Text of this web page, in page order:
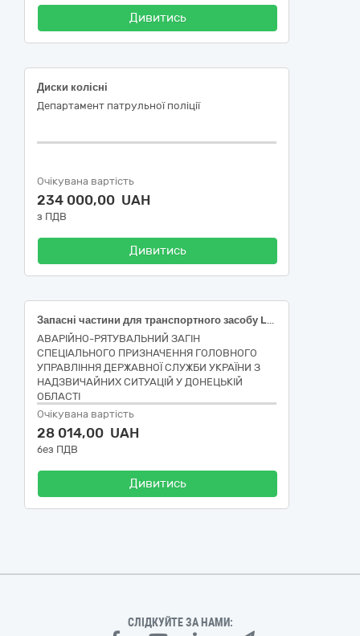
Дивитись
Диски колісні
Департамент патрульної поліції
Очікувана вартість
234 000,00 UAH
з ПДВ
Дивитись
Запасні частини для транспортного засобу LAND ROVER DEFENDER р.н. АН468Е, згідно коду CPV за ДК 021:2015 код 34320000-6 Механічні запасні частини, крім двигунів і частин двигунів
АВАРІЙНО-РЯТУВАЛЬНИЙ ЗАГІН
СПЕЦІАЛЬНОГО ПРИЗНАЧЕННЯ ГОЛОВНОГО
УПРАВЛІННЯ ДЕРЖАВНОЇ СЛУЖБИ УКРАЇНИ З
НАДЗВИЧАЙНИХ СИТУАЦІЙ У ДОНЕЦЬКІЙ
ОБЛАСТІ
Очікувана вартість
28 014,00 UAH
без ПДВ
Дивитись
СЛІДКУЙТЕ ЗА НАМИ: